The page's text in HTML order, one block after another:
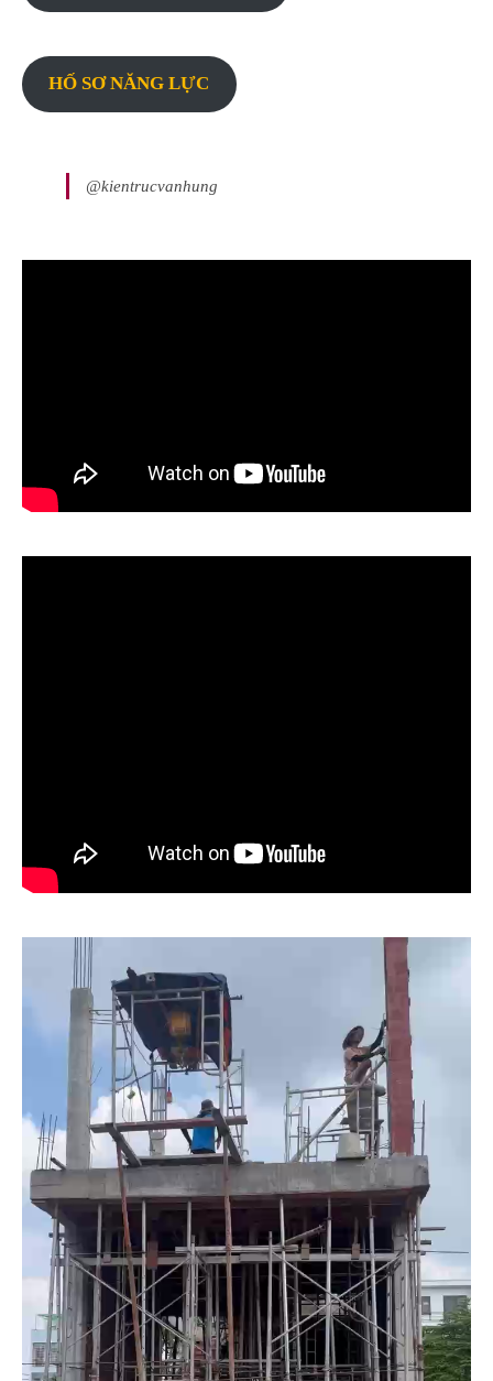
HỐ SƠ NĂNG LỰC
@kientrucvanhung